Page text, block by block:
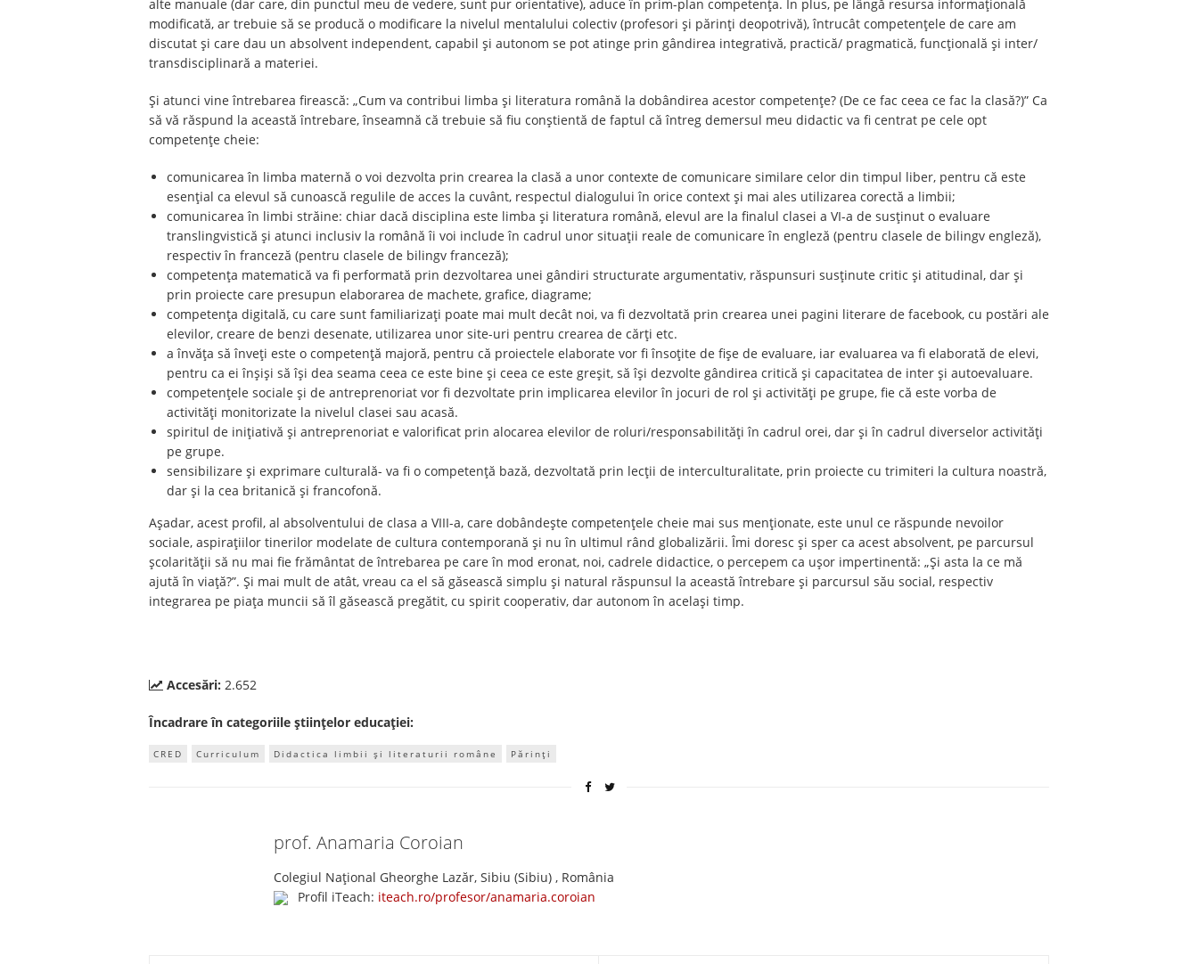
alte manuale (dar care, din punctul meu de vedere, sunt pur orientative), aduce în prim-plan competența. În plus, pe lângă resursa informațională
modificată, ar trebuie să se producă o modificare la nivelul mentalului colectiv (profesori și părinți deopotrivă), întrucât competențele de care am
discutat și care dau un absolvent independent, capabil și autonom se pot atinge prin gândirea integrativă, practică/ pragmatică, funcțională și inter/
transdisciplinară a materiei.
Și atunci vine întrebarea firească: „Cum va contribui limba și literatura română la dobândirea acestor competențe? (De ce fac ceea ce fac la clasă?)” Ca
să vă răspund la această întrebare, înseamnă că trebuie să fiu conștientă de faptul că întreg demersul meu didactic va fi centrat pe cele opt
competențe cheie:
comunicarea în limba maternă o voi dezvolta prin crearea la clasă a unor contexte de comunicare similare celor din timpul liber, pentru că este
esențial ca elevul să cunoască regulile de acces la cuvânt, respectul dialogului în orice context și mai ales utilizarea corectă a limbii;
comunicarea în limbi străine: chiar dacă disciplina este limba și literatura română, elevul are la finalul clasei a VI-a de susținut o evaluare
translingvistică și atunci inclusiv la română îi voi include în cadrul unor situații reale de comunicare în engleză (pentru clasele de bilingv engleză),
respectiv în franceză (pentru clasele de bilingv franceză);
competența matematică va fi performată prin dezvoltarea unei gândiri structurate argumentativ, răspunsuri susținute critic și atitudinal, dar și
prin proiecte care presupun elaborarea de machete, grafice, diagrame;
competența digitală, cu care sunt familiarizați poate mai mult decât noi, va fi dezvoltată prin crearea unei pagini literare de facebook, cu postări ale
elevilor, creare de benzi desenate, utilizarea unor site-uri pentru crearea de cărți etc.
a învăța să înveți este o competență majoră, pentru că proiectele elaborate vor fi însoțite de fișe de evaluare, iar evaluarea va fi elaborată de elevi,
pentru ca ei înșiși să își dea seama ceea ce este bine și ceea ce este greșit, să își dezvolte gândirea critică și capacitatea de inter și autoevaluare.
competențele sociale și de antreprenoriat vor fi dezvoltate prin implicarea elevilor în jocuri de rol și activități pe grupe, fie că este vorba de
activități monitorizate la nivelul clasei sau acasă.
spiritul de inițiativă și antreprenoriat e valorificat prin alocarea elevilor de roluri/responsabilități în cadrul orei, dar și în cadrul diverselor activități
pe grupe.
sensibilizare și exprimare culturală- va fi o competență bază, dezvoltată prin lecții de interculturalitate, prin proiecte cu trimiteri la cultura noastră,
dar și la cea britanică și francofonă.
Așadar, acest profil, al absolventului de clasa a VIII-a, care dobândește competențele cheie mai sus menționate, este unul ce răspunde nevoilor
sociale, aspirațiilor tinerilor modelate de cultura contemporană și nu în ultimul rând globalizării. Îmi doresc și sper ca acest absolvent, pe parcursul
școlarității să nu mai fie frământat de întrebarea pe care în mod eronat, noi, cadrele didactice, o percepem ca ușor impertinentă: „Și asta la ce mă
ajută în viață?”. Și mai mult de atât, vreau ca el să găsească simplu și natural răspunsul la această întrebare și parcursul său social, respectiv
integrarea pe piața muncii să îl găsească pregătit, cu spirit cooperativ, dar autonom în același timp.
Accesări: 2.652
Încadrare în categoriile științelor educației:
CRED Curriculum Didactica limbii și literaturii române Părinți
prof. Anamaria Coroian
Colegiul Național Gheorghe Lazăr, Sibiu (Sibiu) , România
Profil iTeach: iteach.ro/profesor/anamaria.coroian